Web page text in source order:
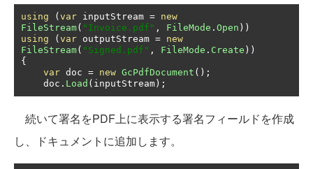
using ( var inputStream = new
FileStream( "Invoice.pdf" , FileMode . Open ))
using
( var outputStream = new
FileStream( "Signed.pdf" , FileMode . Create ))
{
var doc = new GcPdfDocument ();
    doc
. Load ( inputStream );
続いて署名をPDF上に表示する署名フィールドを作成
し、ドキュメントに追加します。